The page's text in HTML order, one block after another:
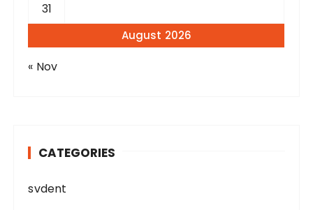
August 2026
31
« Nov
CATEGORIES
svdent